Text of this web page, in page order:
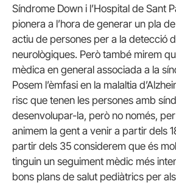
Síndrome Down i l’Hospital de Sant
pionera a l’hora de generar un pla
actiu de persones per a la detecció
neurològiques. Però també mirem
mèdica en general associada a la
Posem l’èmfasi en la malaltia
risc que tenen les persones amb
desenvolupar-la, però no només,
animem la gent a venir a partir dels
partir dels 35 considerem que és
tinguin un seguiment mèdic més
bons plans de salut pediàtrics per